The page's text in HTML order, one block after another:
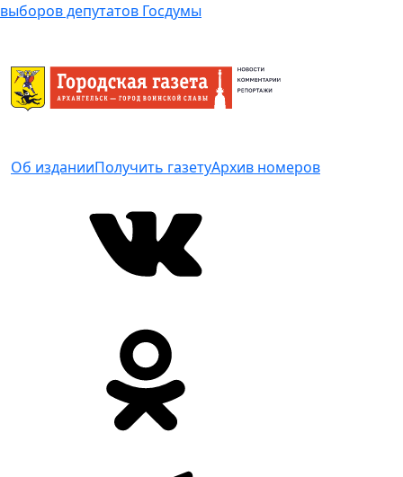
выборов депутатов Госдумы
Об изданииПолучить газетуАрхив номеров